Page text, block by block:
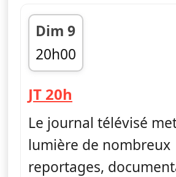
Dim 9
20h00
fin 20h45
JT 20h
Le journal télévisé
lumière de nombreux
reportages,